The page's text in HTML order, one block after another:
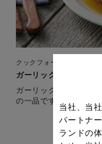
クックフォーミー エクス
ガーリックチキン
ガーリックの香りが食
の一品です。
当社、当
パートナ
ランドの